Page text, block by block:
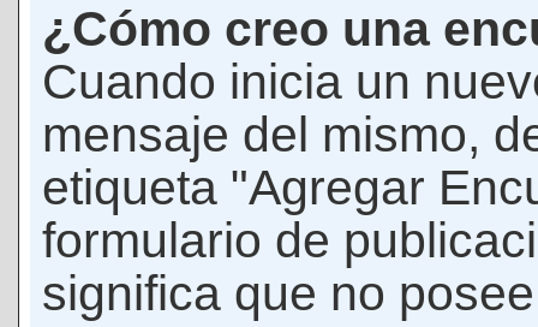
¿Cómo creo una
Cuando inicia un
mensaje del mismo,
etiqueta "Agregar
formulario de
significa que no